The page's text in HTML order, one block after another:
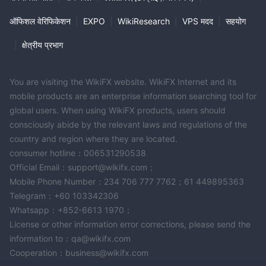
का उपयोग करके कारोबार किया जाता है, जो इसमें निहित जोखिमों को काफी बढ़ा देता
है। इसलिए, आपको सावधानीपूर्वक विचार करना चाहिए कि इस प्रकार की निवेश
ऑफिशल वेरिफिकेशन EXPO WikiResearch VPS मदद सहयोग
क्षेत्रीय प्रभाग
You are visiting the WikiFX website. WikiFX Internet and its
mobile products are an enterprise information searching tool for
global users. When using WikiFX products, users should
consciously abide by the relevant laws and regulations of the
country and region where they are located.
consumer hotline：006531290538
Official Email：support@wikifx.com；
Mobile Phone Number：234 706 777 7762；61 449895363
Telegram：+60 103342306
Whatsapp：+852-6613 1970；
License or other information error corrections, please send the
information to：qa@wikifx.com
Cooperation：business@wikifx.com